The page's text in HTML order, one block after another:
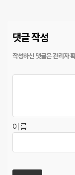
댓글 작성
이름